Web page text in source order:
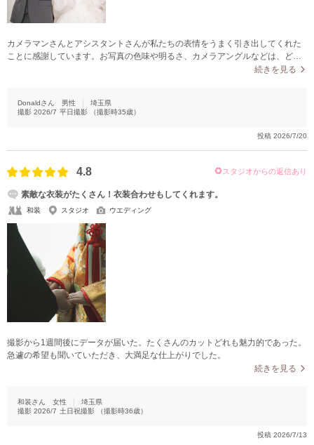
カメラマンさんとアシスタントさんが私たちの表情をうまく引き出してくれた
ことに感謝しています。お写真の色味や明るさ、カメラアングルなどは、どれ
続きを見る
Donaldさん 男性
埼玉県
撮影 2026/7 平日撮影 （撮影時35歳）
投稿 2026/7/20
4.8 スタジオからの返信あり
素敵な衣装がたくさん！衣装合わせもしてくれます。
和装 スタジオ ウエディング
撮影から1週間後にデータが届いた。たくさんのカットどれも魅力的であった。
急遽の希望も聞いていただき、大満足な仕上がりでした。
続きを見る
和装さん 女性
埼玉県
撮影 2026/7 土日祝撮影 （撮影時36歳）
投稿 2026/7/13